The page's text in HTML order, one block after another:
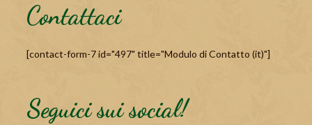
Contattaci
[contact-form-7 id="497" title="Modulo di Contatto (it)"]
Seguici sui social!